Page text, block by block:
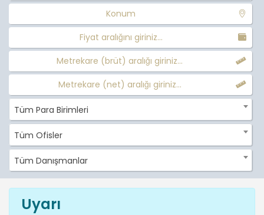
Konum
Fiyat aralığını giriniz...
Metrekare (brüt) aralığı giriniz...
Metrekare (net) aralığı giriniz...
Tüm Para Birimleri
Tüm Ofisler
Tüm Danışmanlar
Uyarı